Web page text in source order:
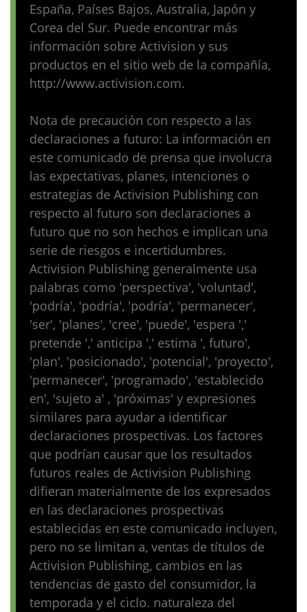
España, Países Bajos, Australia, Japón y
Corea del Sur. Puede encontrar más
información sobre Activision y sus
productos en el sitio web de la compañía,
http://www.activision.com.
Nota de precaución con respecto a las
declaraciones a futuro: La información en
este comunicado de prensa que involucra
las expectativas, planes, intenciones o
estrategias de Activision Publishing con
respecto al futuro son declaraciones a
futuro que no son hechos e implican una
serie de riesgos e incertidumbres.
Activision Publishing generalmente usa
palabras como 'perspectiva', 'voluntad',
'podría', 'podría', 'podría', 'permanecer',
'ser', 'planes', 'cree', 'puede', 'espera ','
pretende ',' anticipa ',' estima ', futuro',
'plan', 'posicionado', 'potencial', 'proyecto',
'permanecer', 'programado', 'establecido
en', 'sujeto a' , 'próximas' y expresiones
similares para ayudar a identificar
declaraciones prospectivas. Los factores
que podrían causar que los resultados
futuros reales de Activision Publishing
difieran materialmente de los expresados ​​
en las declaraciones prospectivas
establecidas en este comunicado incluyen,
pero no se limitan a, ventas de títulos de
Activision Publishing, cambios en las
tendencias de gasto del consumidor, la
temporada y el ciclo. naturaleza del